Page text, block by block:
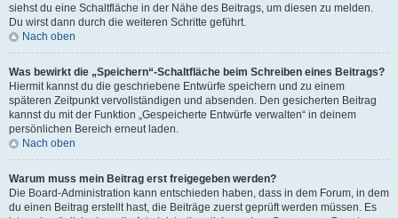
siehst du eine Schaltfläche in der Nähe des Beitrags, um diesen zu melden.
Du wirst dann durch die weiteren Schritte geführt.
Nach oben
Was bewirkt die „Speichern“-Schaltfläche beim Schreiben eines Beitrags?
Hiermit kannst du die geschriebene Entwürfe speichern und zu einem
späteren Zeitpunkt vervollständigen und absenden. Den gesicherten Beitrag
kannst du mit der Funktion „Gespeicherte Entwürfe verwalten“ in deinem
persönlichen Bereich erneut laden.
Nach oben
Warum muss mein Beitrag erst freigegeben werden?
Die Board-Administration kann entschieden haben, dass in dem Forum, in dem
du einen Beitrag erstellt hast, die Beiträge zuerst geprüft werden müssen. Es